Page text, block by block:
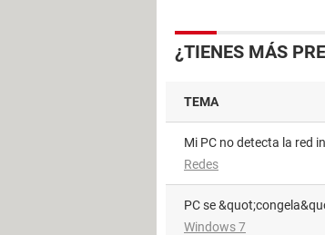
¿TIENES MÁS
TEMA
Mi PC no detecta la red
Redes
PC se
Windows 7